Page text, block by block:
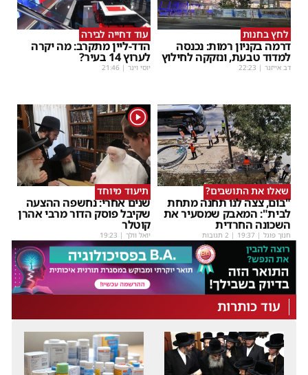
לחץ בחנות
דרמה בקניון רמות: נכנסה
למדוד טבעת, ונזקקה לחילוץ
דב אייזנר |
22:23
עוד דחייה לבירה
הדד-ליין מתקרב: מה יקרה
לערוץ 14 בעיר?
יוסי וינר |
21:46
שאלו את התושבים?
"בום, צצה לנו תחנה מתחת
לבית": המאבק שמסעיר את
השכונה החרדית
חנוך פוגל |
19:37 | 2 תגובות
1
תיעוד מיוחד
שנים אחרי: נחשפה ההצעה
שקיבל פוסק הדור מרבי אהרן
קוטלר
יואל וולך |
19:23
עוד כותרות